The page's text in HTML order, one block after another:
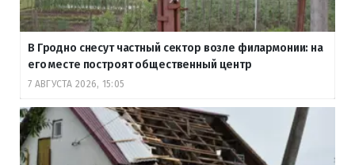
В Гродно снесут частный сектор возле филармонии: на
его месте построят общественный центр
7 АВГУСТА 2026, 15:05